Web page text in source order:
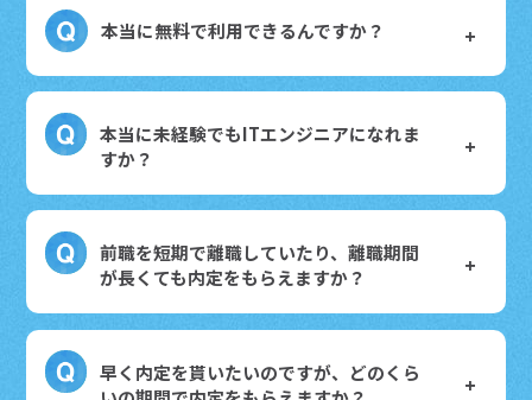
本当に無料で利用できるんですか？
本当に未経験でもITエンジニアになれま
すか？
前職を短期で離職していたり、離職期間
が長くても内定をもらえますか？
早く内定を貰いたいのですが、どのくら